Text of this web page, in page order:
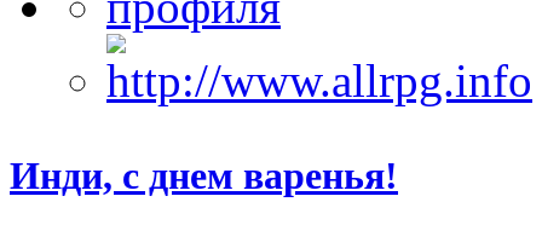
Инди, с днем варенья!